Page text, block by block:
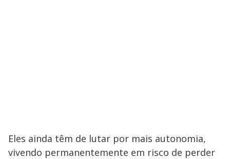
Eles ainda têm de lutar por mais autonomia,
vivendo permanentemente em risco de perder